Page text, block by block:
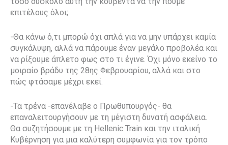
επιτέλους όλοι;
-Θα κάνω ό,τι μπορώ όχι απλά για να μην υπάρχει καμία
συγκάλυψη, αλλά να πάρουμε έναν μεγάλο προβολέα και
να ρίξουμε άπλετο φως στο τι έγινε. Όχι μόνο εκείνο το
μοιραίο βράδυ της 28ης Φεβρουαρίου, αλλά και στο
πώς φτάσαμε μέχρι εκεί.
-Τα τρένα -επανέλαβε ο Πρωθυπουργός- θα
επαναλειτουργήσουν με τη μέγιστη δυνατή ασφάλεια.
Θα συζητήσουμε με τη Hellenic Train και την ιταλική
Κυβέρνηση για μια καλύτερη συμφωνία για τον τρόπο